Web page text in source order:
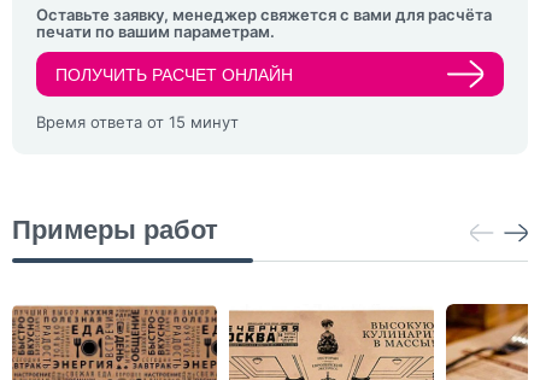
Оставьте заявку, менеджер свяжется с вами для расчёта
печати по вашим параметрам.
ПОЛУЧИТЬ РАСЧЕТ ОНЛАЙН
Время ответа от 15 минут
Примеры работ